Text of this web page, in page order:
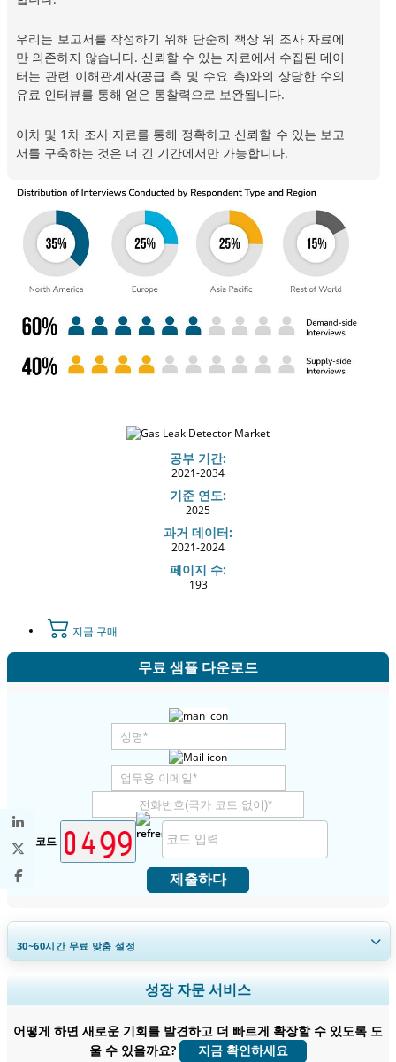
우리는 보고서를 작성하기 위해 단순히 책상 위 조사 자료에
만 의존하지 않습니다. 신뢰할 수 있는 자료에서 수집된 데이
터는 관련 이해관계자(공급 측 및 수요 측)와의 상당한 수의
유료 인터뷰를 통해 얻은 통찰력으로 보완됩니다.
이차 및 1차 조사 자료를 통해 정확하고 신뢰할 수 있는 보고
서를 구축하는 것은 더 긴 기간에서만 가능합니다.
공부 기간:
2021-2034
기준 연도:
2025
과거 데이터:
2021-2024
페이지 수:
193
지금 구매
무료 샘플 다운로드
보안 코드
제출하다
30~60시간무료 맞춤 설정
지역 및 국가 범위 확장, 세그먼트 분석, 기업 프로필, 경쟁 벤치마킹, 및 최
종 사용자 인사이트.
지금 맞춤 설정
성장 자문 서비스
어떻게 하면 새로운 기회를 발견하고 더 빠르게 확장할 수 있도록 도
울 수 있을까요?
지금 확인하세요